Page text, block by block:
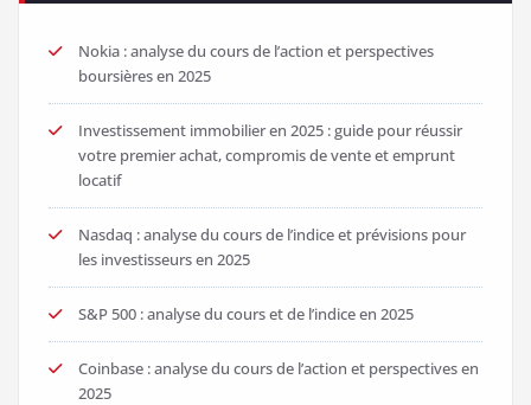
Nokia : analyse du cours de l’action et perspectives
boursières en 2025
Investissement immobilier en 2025 : guide pour réussir
votre premier achat, compromis de vente et emprunt
locatif
Nasdaq : analyse du cours de l’indice et prévisions pour
les investisseurs en 2025
S&P 500 : analyse du cours et de l’indice en 2025
Coinbase : analyse du cours de l’action et perspectives en
2025